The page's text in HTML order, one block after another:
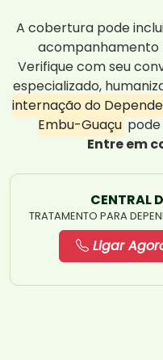
A cobertura pode
acompanhamento
Verifique com seu
especializado,
internação do
Embu-Guaçu
Entre em
CENTRAL
TRATAMENTO PARA
Ligar